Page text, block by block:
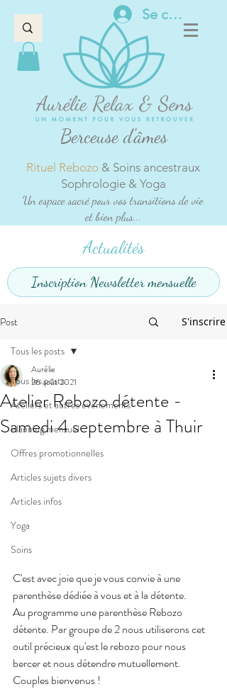
Se connecter
Berceuse d'âmes
Rituel Rebozo & Soins ancestraux
Sophrologie & Yoga
Un espace sacré pour vos transitions de vie
et bien plus...
Actualités
Inscription Newsletter mensuelle
Post S'inscrire
Tous les posts
Ateliers et autres événements
Planning mensuel
Offres promotionnelles
Articles sujets divers
Articles infos
Yoga
Soins
Tous les posts
Atelier Rebozo détente -
Samedi 4 septembre à Thuir
Aurélie
26 août 2021
C'est avec joie que je vous convie à une
parenthèse dédiée à vous et à la détente.
Au programme une parenthèse Rebozo
détente. Par groupe de 2 nous utiliserons cet
outil précieux qu'est le rebozo pour nous
bercer et nous détendre mutuellement.
Couples bienvenus !